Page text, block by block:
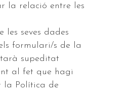
la relació entre les
les seves dades
formulari/s de la
supeditat
al fet que hagi
la Política de